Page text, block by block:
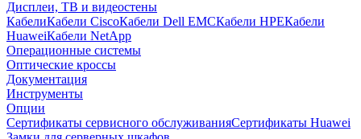
Дисплеи, ТВ и видеостены
КабелиКабели CiscoКабели Dell EMCКабели HPEКабели
HuaweiКабели NetApp
Операционные системы
Оптические кроссы
Документация
Инструменты
Опции
Сертификаты сервисного обслуживанияСертификаты Huawei